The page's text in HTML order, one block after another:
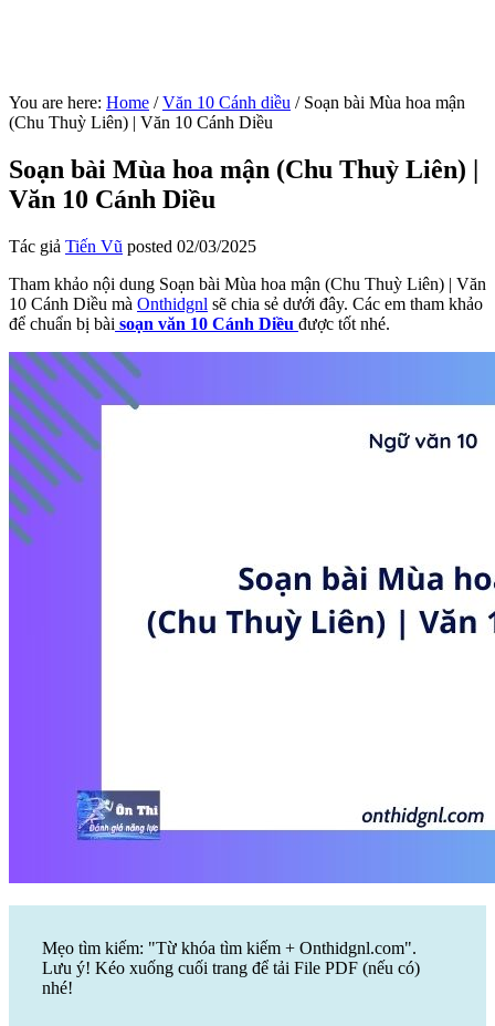
You are here: Home / Văn 10 Cánh diều /Soạn bài Mùa hoa mận
(Chu Thuỳ Liên) | Văn 10 Cánh Diều
Soạn bài Mùa hoa mận (Chu Thuỳ Liên) |
Văn 10 Cánh Diều
Tác giả Tiến Vũ posted 02/03/2025
Tham khảo nội dung Soạn bài Mùa hoa mận (Chu Thuỳ Liên) | Văn
10 Cánh Diều mà Onthidgnl sẽ chia sẻ dưới đây. Các em tham khảo
để chuẩn bị bài soạn văn 10 Cánh Diều được tốt nhé.
Mẹo tìm kiếm: "Từ khóa tìm kiếm + Onthidgnl.com".
Lưu ý! Kéo xuống cuối trang để tải File PDF (nếu có)
nhé!